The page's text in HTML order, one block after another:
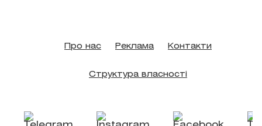
Про нас Реклама Контакти
Структура власності